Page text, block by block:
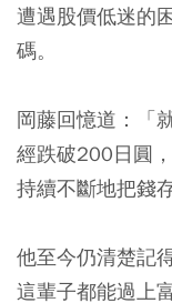
遭遇股價低迷的
碼。
岡藤回憶道 ：「
經跌破200日圓
持續不斷地把錢
他至今仍清楚記
這輩子都能過上